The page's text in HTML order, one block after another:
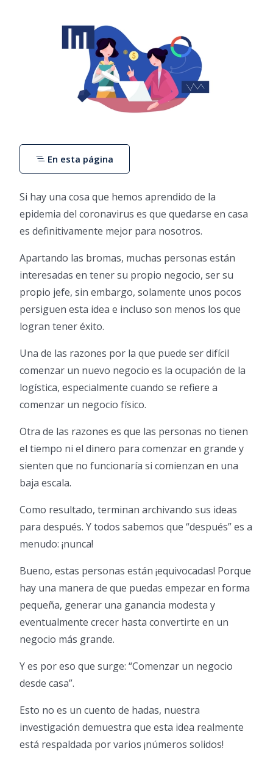
Si hay una cosa que hemos aprendido de la
epidemia del coronavirus es que quedarse en casa
es definitivamente mejor para nosotros.
Apartando las bromas, muchas personas están
interesadas en tener su propio negocio, ser su
propio jefe, sin embargo, solamente unos pocos
persiguen esta idea e incluso son menos los que
logran tener éxito.
Una de las razones por la que puede ser difícil
comenzar un nuevo negocio es la ocupación de la
logística, especialmente cuando se refiere a
comenzar un negocio físico.
Otra de las razones es que las personas no tienen
el tiempo ni el dinero para comenzar en grande y
sienten que no funcionaría si comienzan en una
baja escala.
Como resultado, terminan archivando sus ideas
para después. Y todos sabemos que “después” es a
menudo: ¡nunca!
Bueno, estas personas están ¡equivocadas! Porque
hay una manera de que puedas empezar en forma
pequeña, generar una ganancia modesta y
eventualmente crecer hasta convertirte en un
negocio más grande.
Y es por eso que surge: “Comenzar un negocio
desde casa”.
Esto no es un cuento de hadas, nuestra
investigación demuestra que esta idea realmente
está respaldada por varios ¡números solidos!
En esta página